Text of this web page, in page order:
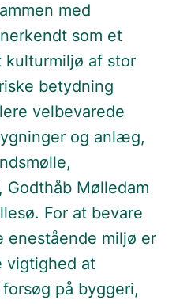
med
som et
af stor
betydning
velbevarede
og anlæg,
Godthåb Mølledam
For at bevare
enestående miljø er
vigtighed at
på byggeri,